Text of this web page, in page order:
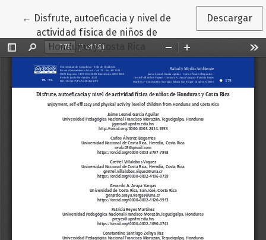
← Volver a los detalles del artículo
Disfrute, autoeficacia y nivel de
actividad física de niños de
Honduras y Costa Rica
Descargar